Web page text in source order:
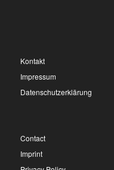
Kontakt
Impressum
Datenschutzerklärung
Contact
Imprint